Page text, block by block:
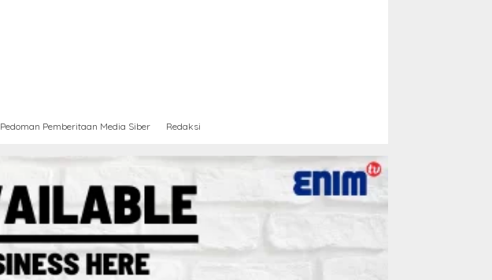
Pedoman Pemberitaan Media Siber Redaksi